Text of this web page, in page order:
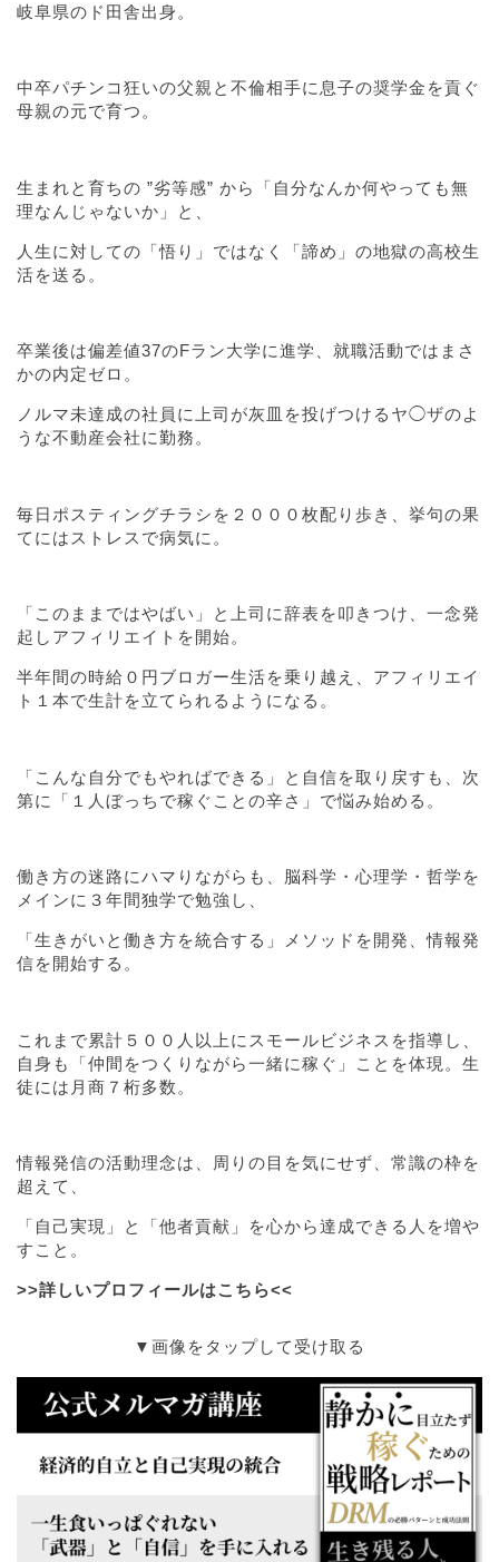
岐阜県のド田舎出身。
中卒パチンコ狂いの父親と不倫相手に息子の奨学金を貢ぐ
母親の元で育つ。
生まれと育ちの ”劣等感” から「自分なんか何やっても無
理なんじゃないか」と、
人生に対しての「悟り」ではなく「諦め」の地獄の高校生
活を送る。
卒業後は偏差値37のFラン大学に進学、就職活動ではまさ
かの内定ゼロ。
ノルマ未達成の社員に上司が灰皿を投げつけるヤ◯ザのよ
うな不動産会社に勤務。
毎日ポスティングチラシを２０００枚配り歩き、挙句の果
てにはストレスで病気に。
「このままではやばい」と上司に辞表を叩きつけ、一念発
起しアフィリエイトを開始。
半年間の時給０円ブロガー生活を乗り越え、アフィリエイ
ト１本で生計を立てられるようになる。
「こんな自分でもやればできる」と自信を取り戻すも、次
第に「１人ぼっちで稼ぐことの辛さ」で悩み始める。
働き方の迷路にハマりながらも、脳科学・心理学・哲学を
メインに３年間独学で勉強し、
「生きがいと働き方を統合する」メソッドを開発、情報発
信を開始する。
これまで累計５００人以上にスモールビジネスを指導し、
自身も「仲間をつくりながら一緒に稼ぐ」ことを体現。生
徒には月商７桁多数。
情報発信の活動理念は、周りの目を気にせず、常識の枠を
超えて、
「自己実現」と「他者貢献」を心から達成できる人を増や
すこと。
>>詳しいプロフィールはこちら<<
▼画像をタップして受け取る